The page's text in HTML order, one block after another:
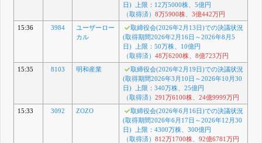
日) 上限：12万5000株、5億円
（取得済） 8万5900株、 3億442万円
15:36
3984
ユーザーロー
カル
取締役会(2026年2月13日)での決議状況
(取得期間2026年2月16日～2026年8月5
日) 上限：50万株、10億円
（取得済） 48万6200株、 8億723万円
15:35
8103 明和産業
取締役会(2026年2月19日)での決議状況
(取得期間2026年3月10日～2026年10月30
日) 上限：340万株、25億円
（取得済） 291万6100株、 24億9999万円
15:33
3092 ZOZO
取締役会(2026年6月16日)での決議状況
(取得期間2026年6月17日～2026年12月30
日) 上限：4300万株、300億円
（取得済） 812万1700株、 92億6781万円